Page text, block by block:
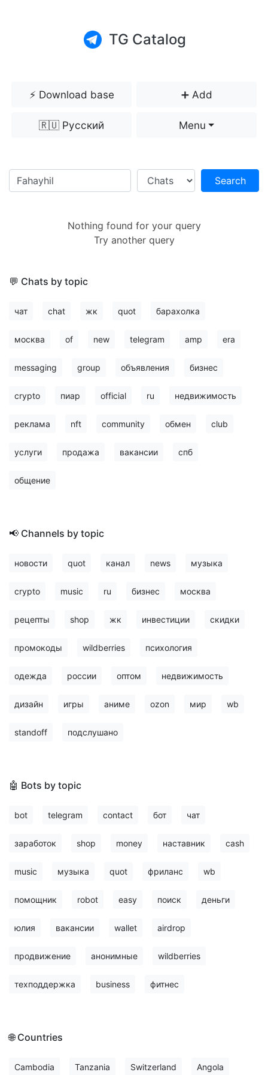
TG Catalog
⚡️ Download base ➕ Add
🇷🇺 Русский Menu
Search
Nothing found for your query
Try another query
💬 Chats by topic
чат chat жк quot барахолка
москва of new telegram amp era
messaging group объявления бизнес
crypto пиар official ru недвижимость
реклама nft community обмен club
услуги продажа вакансии спб
общение
📢 Channels by topic
новости quot канал news музыка
crypto music ru бизнес москва
рецепты shop жк инвестиции скидки
промокоды wildberries психология
одежда россии оптом недвижимость
дизайн игры аниме ozon мир wb
standoff подслушано
🤖 Bots by topic
bot telegram contact бот чат
заработок shop money наставник cash
music музыка quot фриланс wb
помощник robot easy поиск деньги
юлия вакансии wallet airdrop
продвижение анонимные wildberries
техподдержка business фитнес
🌐 Countries
Cambodia Tanzania Switzerland Angola